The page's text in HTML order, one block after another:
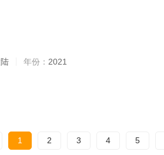
年份： 2021
1 2 3 4 5